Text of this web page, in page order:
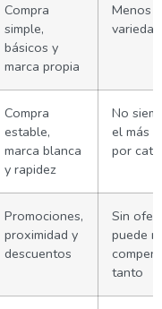
Compra
simple,
básicos y
marca propia
Menos
variedad
Compra
estable,
marca blanca
y rapidez
No
el más
por
Promociones,
proximidad y
descuentos
Sin
puede
tanto